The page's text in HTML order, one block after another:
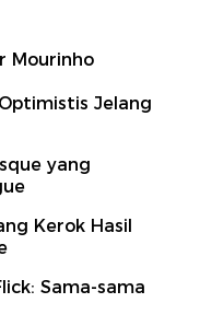
Mourinho
Jelang
yang
Kerok Hasil
Sama-sama